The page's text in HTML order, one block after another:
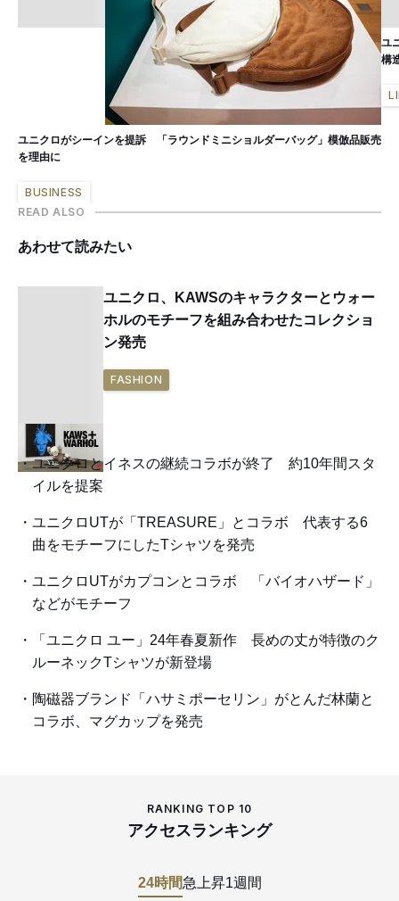
ユニクロがシーインを提訴 「ラウンドミニショルダーバッグ」模倣品販売
を理由に
BUSINESS
ユ
構
READ ALSO
あわせて読みたい
ユニクロ、KAWSのキャラクターとウォー
ホルのモチーフを組み合わせたコレクショ
ン発売
FASHION
ユニクロとイネスの継続コラボが終了 約10年間スタ
イルを提案
ユニクロUTが「TREASURE」とコラボ 代表する6
曲をモチーフにしたTシャツを発売
ユニクロUTがカプコンとコラボ 「バイオハザード」
などがモチーフ
「ユニクロ ユー」24年春夏新作 長めの丈が特徴のク
ルーネックTシャツが新登場
陶磁器ブランド「ハサミポーセリン」がとんだ林蘭と
コラボ、マグカップを発売
RANKING TOP 10
アクセスランキング
24時間急上昇1週間